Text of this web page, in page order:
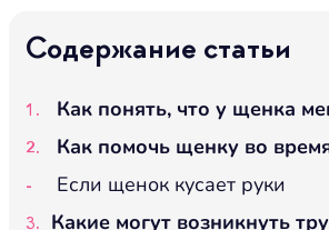
Содержание статьи
Как понять, что у щенка
Как помочь щенку во
Если щенок кусает руки
Какие могут возникнуть